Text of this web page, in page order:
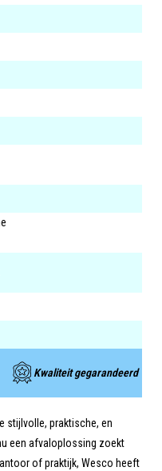
Kwaliteit gegarandeerd
stijlvolle, praktische, en
een afvaloplossing zoekt
of praktijk, Wesco heeft